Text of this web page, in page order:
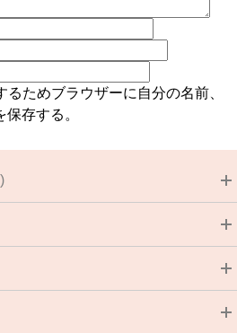
ためブラウザーに自分の名前、
存する。